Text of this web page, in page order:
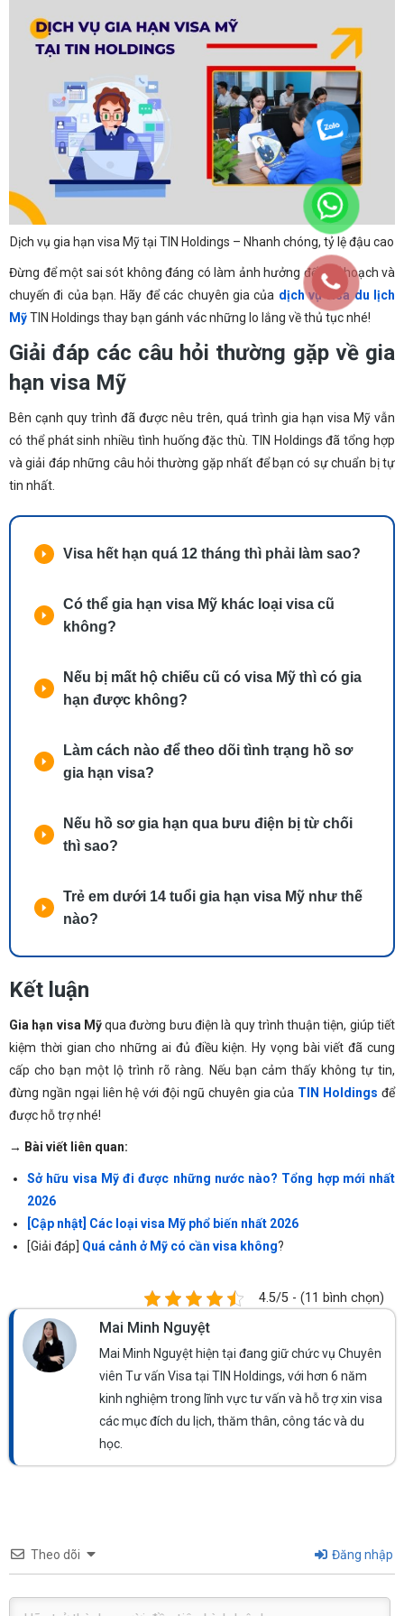
Dịch vụ gia hạn visa Mỹ tại TIN Holdings – Nhanh chóng, tỷ lệ đậu cao
Đừng để một sai sót không đáng có làm ảnh hưởng đến kế hoạch và
chuyến đi của bạn. Hãy để các chuyên gia của dịch vụ visa du lịch
MỹTIN Holdings thay bạn gánh vác những lo lắng về thủ tục nhé!
Giải đáp các câu hỏi thường gặp về gia
hạn visa Mỹ
Bên cạnh quy trình đã được nêu trên, quá trình gia hạn visa Mỹ vẫn
có thể phát sinh nhiều tình huống đặc thù. TIN Holdings đã tổng hợp
và giải đáp những câu hỏi thường gặp nhất để bạn có sự chuẩn bị tự
tin nhất.
Visa hết hạn quá 12 tháng thì phải làm sao?
Có thể gia hạn visa Mỹ khác loại visa cũ
không?
Nếu bị mất hộ chiếu cũ có visa Mỹ thì có gia
hạn được không?
Làm cách nào để theo dõi tình trạng hồ sơ
gia hạn visa?
Nếu hồ sơ gia hạn qua bưu điện bị từ chối
thì sao?
Trẻ em dưới 14 tuổi gia hạn visa Mỹ như thế
nào?
Kết luận
Gia hạn visa Mỹqua đường bưu điện là quy trình thuận tiện, giúp tiết
kiệm thời gian cho những ai đủ điều kiện. Hy vọng bài viết đã cung
cấp cho bạn một lộ trình rõ ràng. Nếu bạn cảm thấy không tự tin,
đừng ngần ngại liên hệ với đội ngũ chuyên gia của TIN Holdings để
được hỗ trợ nhé!
→ Bài viết liên quan:
Sở hữu visa Mỹ đi được những nước nào? Tổng hợp mới nhất
2026
[Cập nhật] Các loại visa Mỹ phổ biến nhất 2026
[Giải đáp] Quá cảnh ở Mỹ có cần visa không?
4.5/5 - (11 bình chọn)
Mai Minh Nguyệt
Mai Minh Nguyệt hiện tại đang giữ chức vụ Chuyên
viên Tư vấn Visa tại TIN Holdings, với hơn 6 năm
kinh nghiệm trong lĩnh vực tư vấn và hỗ trợ xin visa
các mục đích du lịch, thăm thân, công tác và du
học.
Theo dõi Đăng nhập